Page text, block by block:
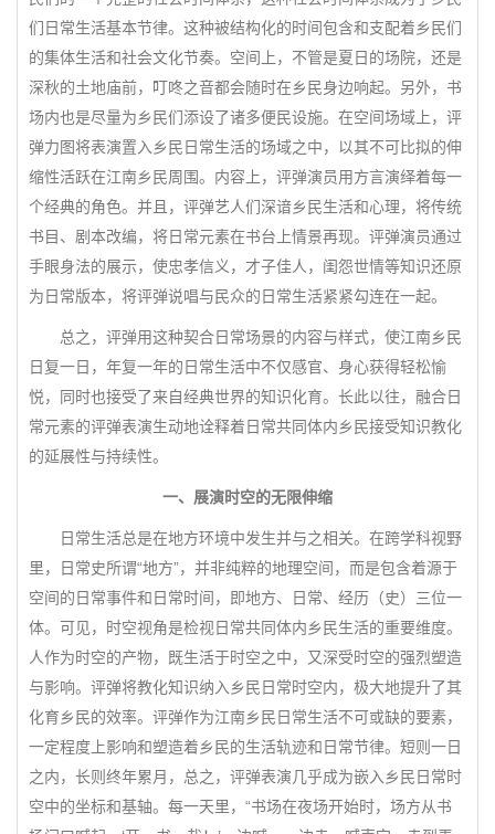
们日常生活基本节律。这种被结构化的时间包含和支配着乡民们
的集体生活和社会文化节奏。空间上，不管是夏日的场院，还是
深秋的土地庙前，叮咚之音都会随时在乡民身边响起。另外，书
场内也是尽量为乡民们添设了诸多便民设施。在空间场域上，评
弹力图将表演置入乡民日常生活的场域之中，以其不可比拟的伸
缩性活跃在江南乡民周围。内容上，评弹演员用方言演绎着每一
个经典的角色。并且，评弹艺人们深谙乡民生活和心理，将传统
书目、剧本改编，将日常元素在书台上情景再现。评弹演员通过
手眼身法的展示，使忠孝信义，才子佳人，闺怨世情等知识还原
为日常版本，将评弹说唱与民众的日常生活紧紧勾连在一起。
总之，评弹用这种契合日常场景的内容与样式，使江南乡民
日复一日，年复一年的日常生活中不仅感官、身心获得轻松愉
悦，同时也接受了来自经典世界的知识化育。长此以往，融合日
常元素的评弹表演生动地诠释着日常共同体内乡民接受知识教化
的延展性与持续性。
一、展演时空的无限伸缩
日常生活总是在地方环境中发生并与之相关。在跨学科视野
里，日常史所谓“地方”，并非纯粹的地理空间，而是包含着源于
空间的日常事件和日常时间，即地方、日常、经历（史）三位一
体。可见，时空视角是检视日常共同体内乡民生活的重要维度。
人作为时空的产物，既生活于时空之中，又深受时空的强烈塑造
与影响。评弹将教化知识纳入乡民日常时空内，极大地提升了其
化育乡民的效率。评弹作为江南乡民日常生活不可或缺的要素，
一定程度上影响和塑造着乡民的生活轨迹和日常节律。短则一日
之内，长则终年累月，总之，评弹表演几乎成为嵌入乡民日常时
空中的坐标和基轴。每一天里，“书场在夜场开始时，场方从书